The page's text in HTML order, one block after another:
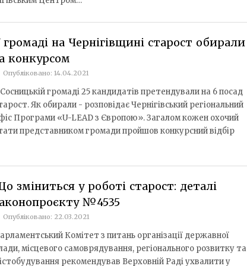
громаді на Чернігівщині старост обирали
конкурсом
Опубліковано: 14.04.2021
громаді 25 кандидатів претендували на 6 посад
Як обирали - розповідає Чернігівський регіональний
Програми «U-LEAD з Європою». Загалом кожен охочий
представником громади пройшов конкурсний відбір
зміниться у роботі старост: деталі
№4535
Опубліковано: 22.03.2021
Комітет з питань організації державної
місцевого самоврядування, регіонального розвитку та
рекомендував Верховній Раді ухвалити у